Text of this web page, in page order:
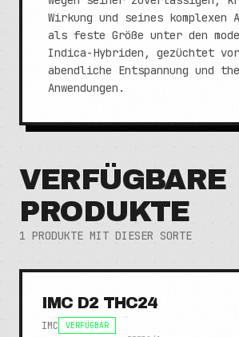
Wirkung und seines komplexen
als feste Größe unter den
Indica-Hybriden, gezüchtet
abendliche Entspannung und
Anwendungen.
VERFÜGBARE
PRODUKTE
1 PRODUKTE MIT DIESER SORTE
IMC D2 THC24
IMC
VERFÜGBAR